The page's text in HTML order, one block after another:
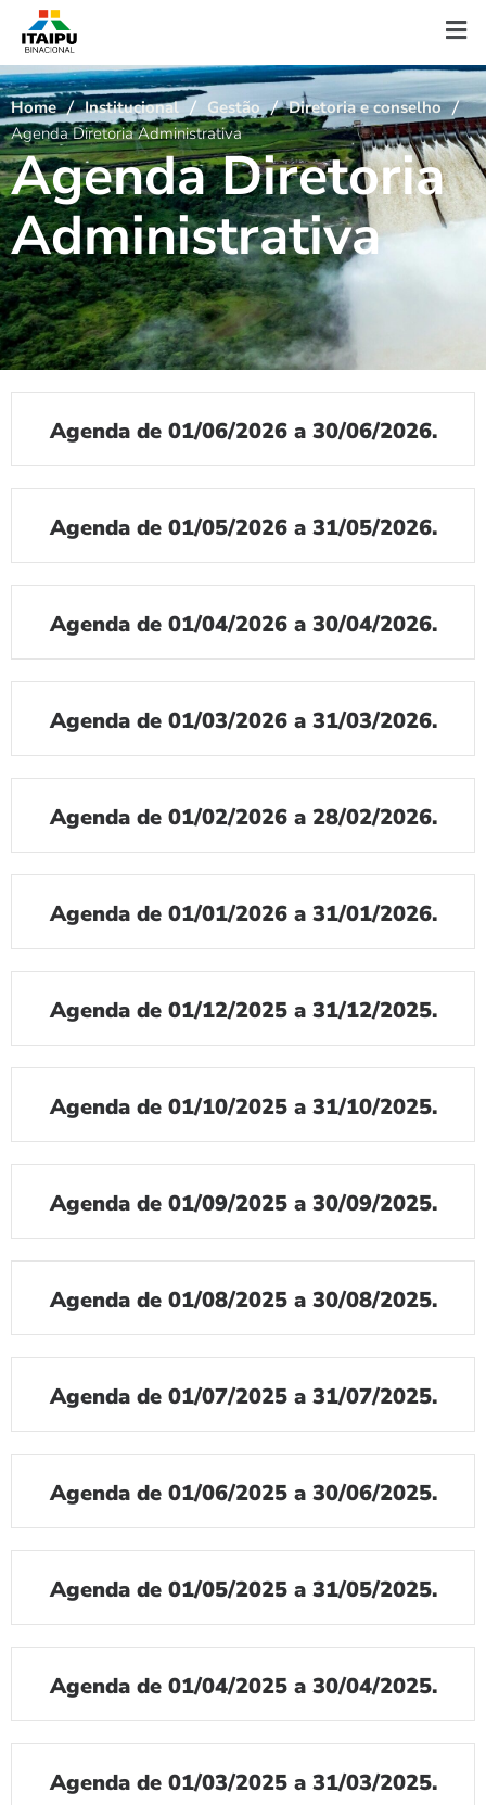
Home Institucional Gestão
Diretoria e conselho
Agenda Diretoria Administrativa
Agenda Diretoria
Administrativa
Agenda de 01/06/2026 a 30/06/2026.
Agenda de 01/05/2026 a 31/05/2026.
Agenda de 01/04/2026 a 30/04/2026.
Agenda de 01/03/2026 a 31/03/2026.
Agenda de 01/02/2026 a 28/02/2026.
Agenda de 01/01/2026 a 31/01/2026.
Agenda de 01/12/2025 a 31/12/2025.
Agenda de 01/10/2025 a 31/10/2025.
Agenda de 01/09/2025 a 30/09/2025.
Agenda de 01/08/2025 a 30/08/2025.
Agenda de 01/07/2025 a 31/07/2025.
Agenda de 01/06/2025 a 30/06/2025.
Agenda de 01/05/2025 a 31/05/2025.
Agenda de 01/04/2025 a 30/04/2025.
Agenda de 01/03/2025 a 31/03/2025.